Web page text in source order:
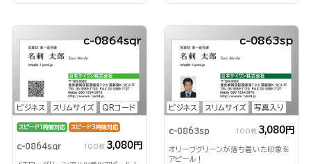
ビジネス スリムサイズ QRコード
c-0864sqr
スピード1時間対応 スピード3時間対応
c-0864sqr 100枚 3,080円
ビジネス スリムサイズ 写真入り
c-0863sp
c-0863sp 100枚 3,080円
オリーブグリーンが落ち着いた印象を
アピール！